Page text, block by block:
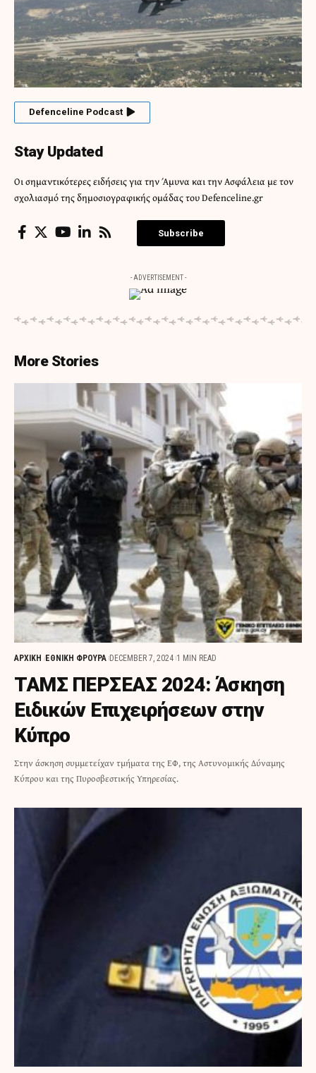
Defenceline Podcast
Stay Updated
Οι σημαντικότερες ειδήσεις για την Άμυνα και την Ασφάλεια με τον
σχολιασμό της δημοσιογραφικής ομάδας του Defenceline.gr
Subscribe
- ADVERTISEMENT -
More Stories
ΑΡΧΙΚΗ ΕΘΝΙΚΗ ΦΡΟΥΡΑ DECEMBER 7, 2024 1 MIN READ
ΤΑΜΣ ΠΕΡΣΕΑΣ 2024: Άσκηση
Ειδικών Επιχειρήσεων στην
Κύπρο
Στην άσκηση συμμετείχαν τμήματα της ΕΦ, της Αστυνομικής Δύναμης
Κύπρου και της Πυροσβεστικής Υπηρεσίας.